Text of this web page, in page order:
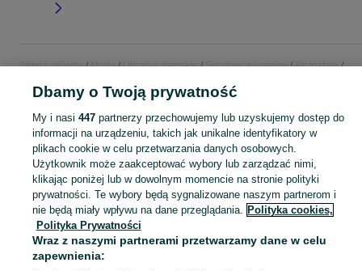
Strona główna Moda Ubrania damskie Spodnie jeansowe
Pozostałe
KATEGORIA
Sprzedaż pozostałych spodni jeansowych damskich Kobyłka ▶️ różne fasony ✅ Nowe i używane w atrakcyjnych cenach ✌ Znajdź ogłoszenia na OLX.pl! Zobacz
Mapa kategorii
Mapa miejscowości
Mapa ministron
Dbamy o Twoją prywatność
My i nasi 447partnerzy przechowujemy lub uzyskujemy dostęp do
informacji na urządzeniu, takich jak unikalne identyfikatory w
plikach cookie w celu przetwarzania danych osobowych.
Użytkownik może zaakceptować wybory lub zarządzać nimi,
klikając poniżej lub w dowolnym momencie na stronie polityki
prywatności. Te wybory będą sygnalizowane naszym partnerom i
nie będą miały wpływu na dane przeglądania. Polityka cookies,
Polityka Prywatności
Wraz z naszymi partnerami przetwarzamy dane w celu
zapewnienia: